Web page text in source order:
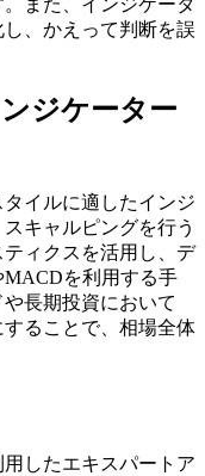
、かえって判断を誤
ジケーター
イルに適したインジ
キャルピングを行う
ィクスを活用し、デ
を利用する手
長期投資において
ることで、相場全体
したエキスパートア